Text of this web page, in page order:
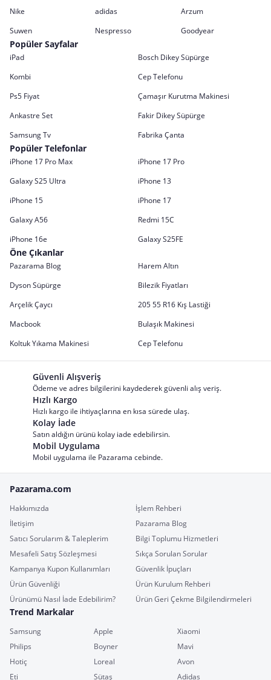
Nike adidas
Arzum
Suwen
Nespresso Goodyear
Popüler Sayfalar
iPad
Bosch Dikey Süpürge
Kombi
Cep Telefonu
Ps5 Fiyat
Çamaşır Kurutma Makinesi
Ankastre Set
Fakir Dikey Süpürge
Samsung Tv
Fabrika Çanta
Popüler Telefonlar
iPhone 17 Pro Max
iPhone 17 Pro
Galaxy S25 Ultra
iPhone 13
iPhone 15
iPhone 17
Galaxy A56
Redmi 15C
iPhone 16e
Galaxy S25FE
Öne Çıkanlar
Pazarama Blog
Harem Altın
Dyson Süpürge
Bilezik Fiyatları
Arçelik Çaycı
205 55 R16 Kış Lastiği
Macbook
Bulaşık Makinesi
Koltuk Yıkama Makinesi
Cep Telefonu
Güvenli Alışveriş
Ödeme ve adres bilgilerini kaydederek güvenli alış veriş.
Hızlı Kargo
Hızlı kargo ile ihtiyaçlarına en kısa sürede ulaş.
Kolay İade
Satın aldığın ürünü kolay iade edebilirsin.
Mobil Uygulama
Mobil uygulama ile Pazarama cebinde.
Pazarama.com
Hakkımızda
İşlem Rehberi
İletişim
Pazarama Blog
Satıcı Sorularım & Taleplerim
Bilgi Toplumu Hizmetleri
Mesafeli Satış Sözleşmesi
Sıkça Sorulan Sorular
Kampanya Kupon Kullanımları
Güvenlik İpuçları
Ürün Güvenliği
Ürün Kurulum Rehberi
Ürünümü Nasıl İade Edebilirim?
Ürün Geri Çekme Bilgilendirmeleri
Trend Markalar
Samsung Apple
Xiaomi
Philips
Boyner
Mavi
Hotiç
Loreal
Avon
Eti
Sütaş
Adidas